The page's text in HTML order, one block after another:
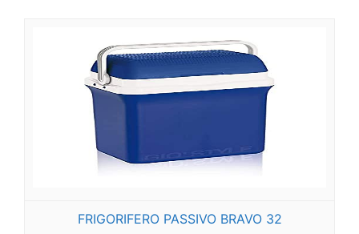
FRIGORIFERO PASSIVO BRAVO 32